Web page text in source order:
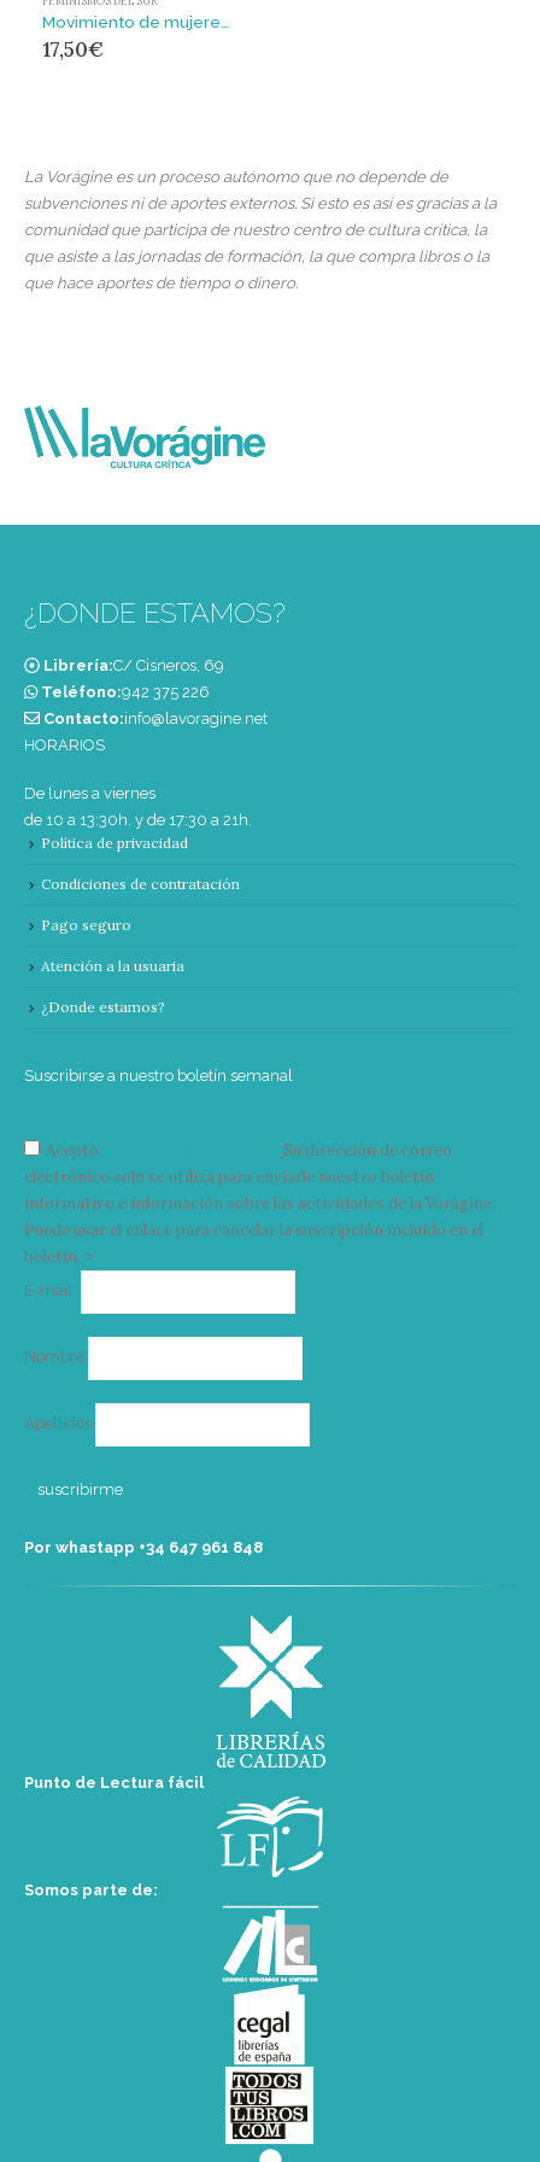
17,50€
La Vorágine es un proceso autónomo que no depende de
subvenciones ni de aportes externos. Si esto es así es gracias a la
comunidad que participa de nuestro centro de cultura crítica, la
que asiste a las jornadas de formación, la que compra libros o la
que hace aportes de tiempo o dinero.
¿DONDE ESTAMOS?
Librería:C/ Cisneros, 69
Teléfono:‭942 375 226‬
Contacto:info@lavoragine.net
HORARIOS
De lunes a viernes
de 10 a 13:30h. y de 17:30 a 21h.
Política de privacidad
Condiciones de contratación
Pago seguro
Atención a la usuaria
¿Donde estamos?
Suscribirse a nuestro boletín semanal
Acepto
Su dirección de correo
electrónico solo se utiliza para enviarle nuestro boletín
informativo e información sobre las actividades de la Vorágine.
Puede usar el enlace para cancelar la suscripción incluido en el
boletín. >
E-mail*
Nombre
Apellidos
Por whastapp +34 ‭647 961 848‬
Punto de Lectura fácil
Somos parte de: